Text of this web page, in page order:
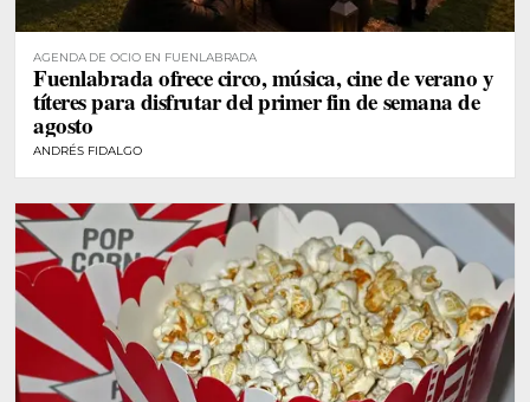
AGENDA DE OCIO EN FUENLABRADA
Fuenlabrada ofrece circo, música, cine de verano y
títeres para disfrutar del primer fin de semana de
agosto
ANDRÉS FIDALGO